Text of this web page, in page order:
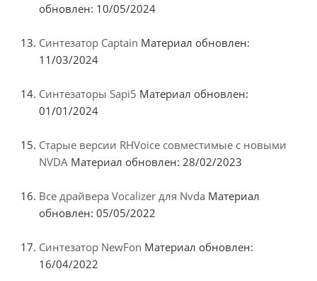
обновлен: 10/05/2024
Синтезатор Captain Материал обновлен:
11/03/2024
Синтезаторы Sapi5 Материал обновлен:
01/01/2024
Старые версии RHVoice совместимые с новыми
NVDA Материал обновлен: 28/02/2023
Все драйвера Vocalizer для Nvda Материал
обновлен: 05/05/2022
Синтезатор NewFon Материал обновлен:
16/04/2022